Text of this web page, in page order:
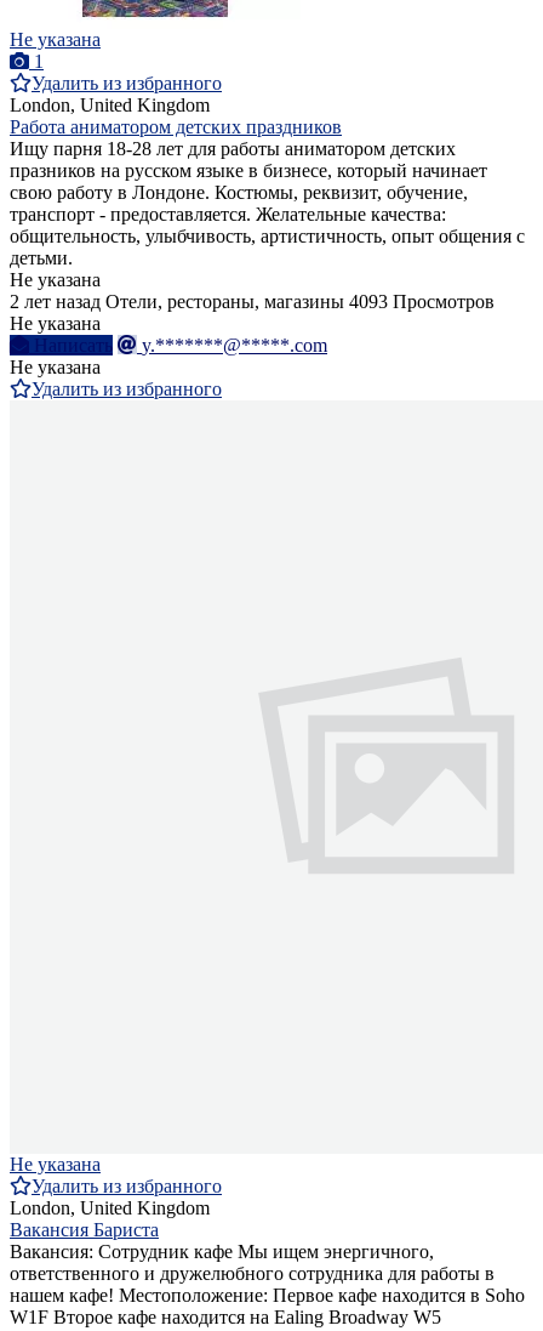
Не указана
1
Удалить из избранного
London, United Kingdom
Работа аниматором детских праздников
Ищу парня 18-28 лет для работы аниматором детских
празников на русском языке в бизнесе, который начинает
свою работу в Лондоне. Костюмы, реквизит, обучение,
транспорт - предоставляется. Желательные качества:
общительность, улыбчивость, артистичность, опыт общения с
детьми.
Не указана
2 лет назад Отели, рестораны, магазины 4093 Просмотров
Не указана
Написать
y.*******@*****.com
Не указана
Удалить из избранного
Не указана
Удалить из избранного
London, United Kingdom
Вакансия Бариста
Вакансия: Сотрудник кафе Мы ищем энергичного,
ответственного и дружелюбного сотрудника для работы в
нашем кафе! Местоположение: Первое кафе находится в Soho
W1F Второе кафе находится на Ealing Broadway W5